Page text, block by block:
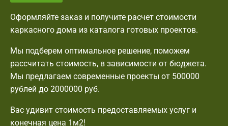
Оформляйте заказ и получите расчет стоимости
каркасного дома из каталога готовых проектов.
Мы подберем оптимальное решение, поможем
рассчитать стоимость, в зависимости от бюджета.
Мы предлагаем современные проекты от 500000
рублей до 2000000 руб.
Вас удивит стоимость предоставляемых услуг и
конечная цена 1м2!